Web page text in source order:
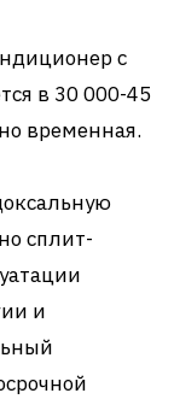
с
в 30 000-45
временная.
сплит-
и